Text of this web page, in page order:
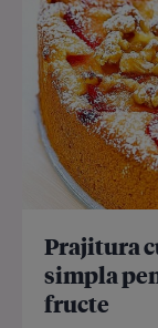
Prajitura
simpla
fructe